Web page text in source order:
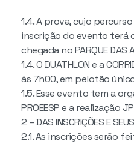
1.4. A prova, cujo
inscrição do evento terá
chegada no PARQUE DAS
1.4. O DUATHLON e a
às 7h00, em pelotão
1.5. Esse evento tem a
PROEESP e a realização JP
2 – DAS INSCRIÇÕES E
2.1. As inscrições serão